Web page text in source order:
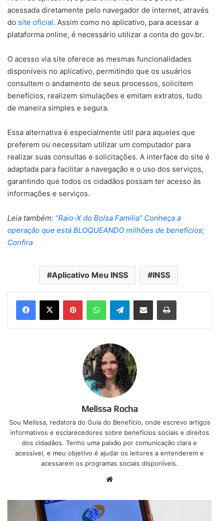
acessada diretamente pelo navegador de internet, através
do site oficial. Assim como no aplicativo, para acessar a
plataforma online, é necessário utilizar a conta do gov.br.
O acesso via site oferece as mesmas funcionalidades
disponíveis no aplicativo, permitindo que os usuários
consultem o andamento de seus processos, solicitem
benefícios, realizem simulações e emitam extratos, tudo
de maneira simples e segura.
Essa alternativa é especialmente útil para aqueles que
preferem ou necessitam utilizar um computador para
realizar suas consultas e solicitações. A interface do site é
adaptada para facilitar a navegação e o uso dos serviços,
garantindo que todos os cidadãos possam ter acesso às
informações e serviços.
Leia também: “Raio-X do Bolsa Família” Conheça a
operação que está BLOQUEANDO milhões de benefícios;
Confira
Aplicativo Meu INSS INSS
PinterestWhatsAppTelegramCompartilhar via e-mail Imprimir
Melissa Rocha
Sou Melissa, redatora do Guia do Benefício, onde escrevo artigos
informativos e esclarecedores sobre benefícios sociais e direitos
dos cidadãos. Tenho uma paixão por comunicação clara e
acessível, e meu objetivo é ajudar os leitores a entenderem e
acessarem os programas sociais disponíveis.